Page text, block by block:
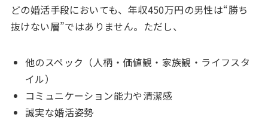
どの婚活手段においても、年収450万円の男性は“勝ち
抜けない層”ではありません。ただし、
他のスペック（人柄・価値観・家族観・ライフスタ
イル）
コミュニケーション能力や清潔感
誠実な婚活姿勢